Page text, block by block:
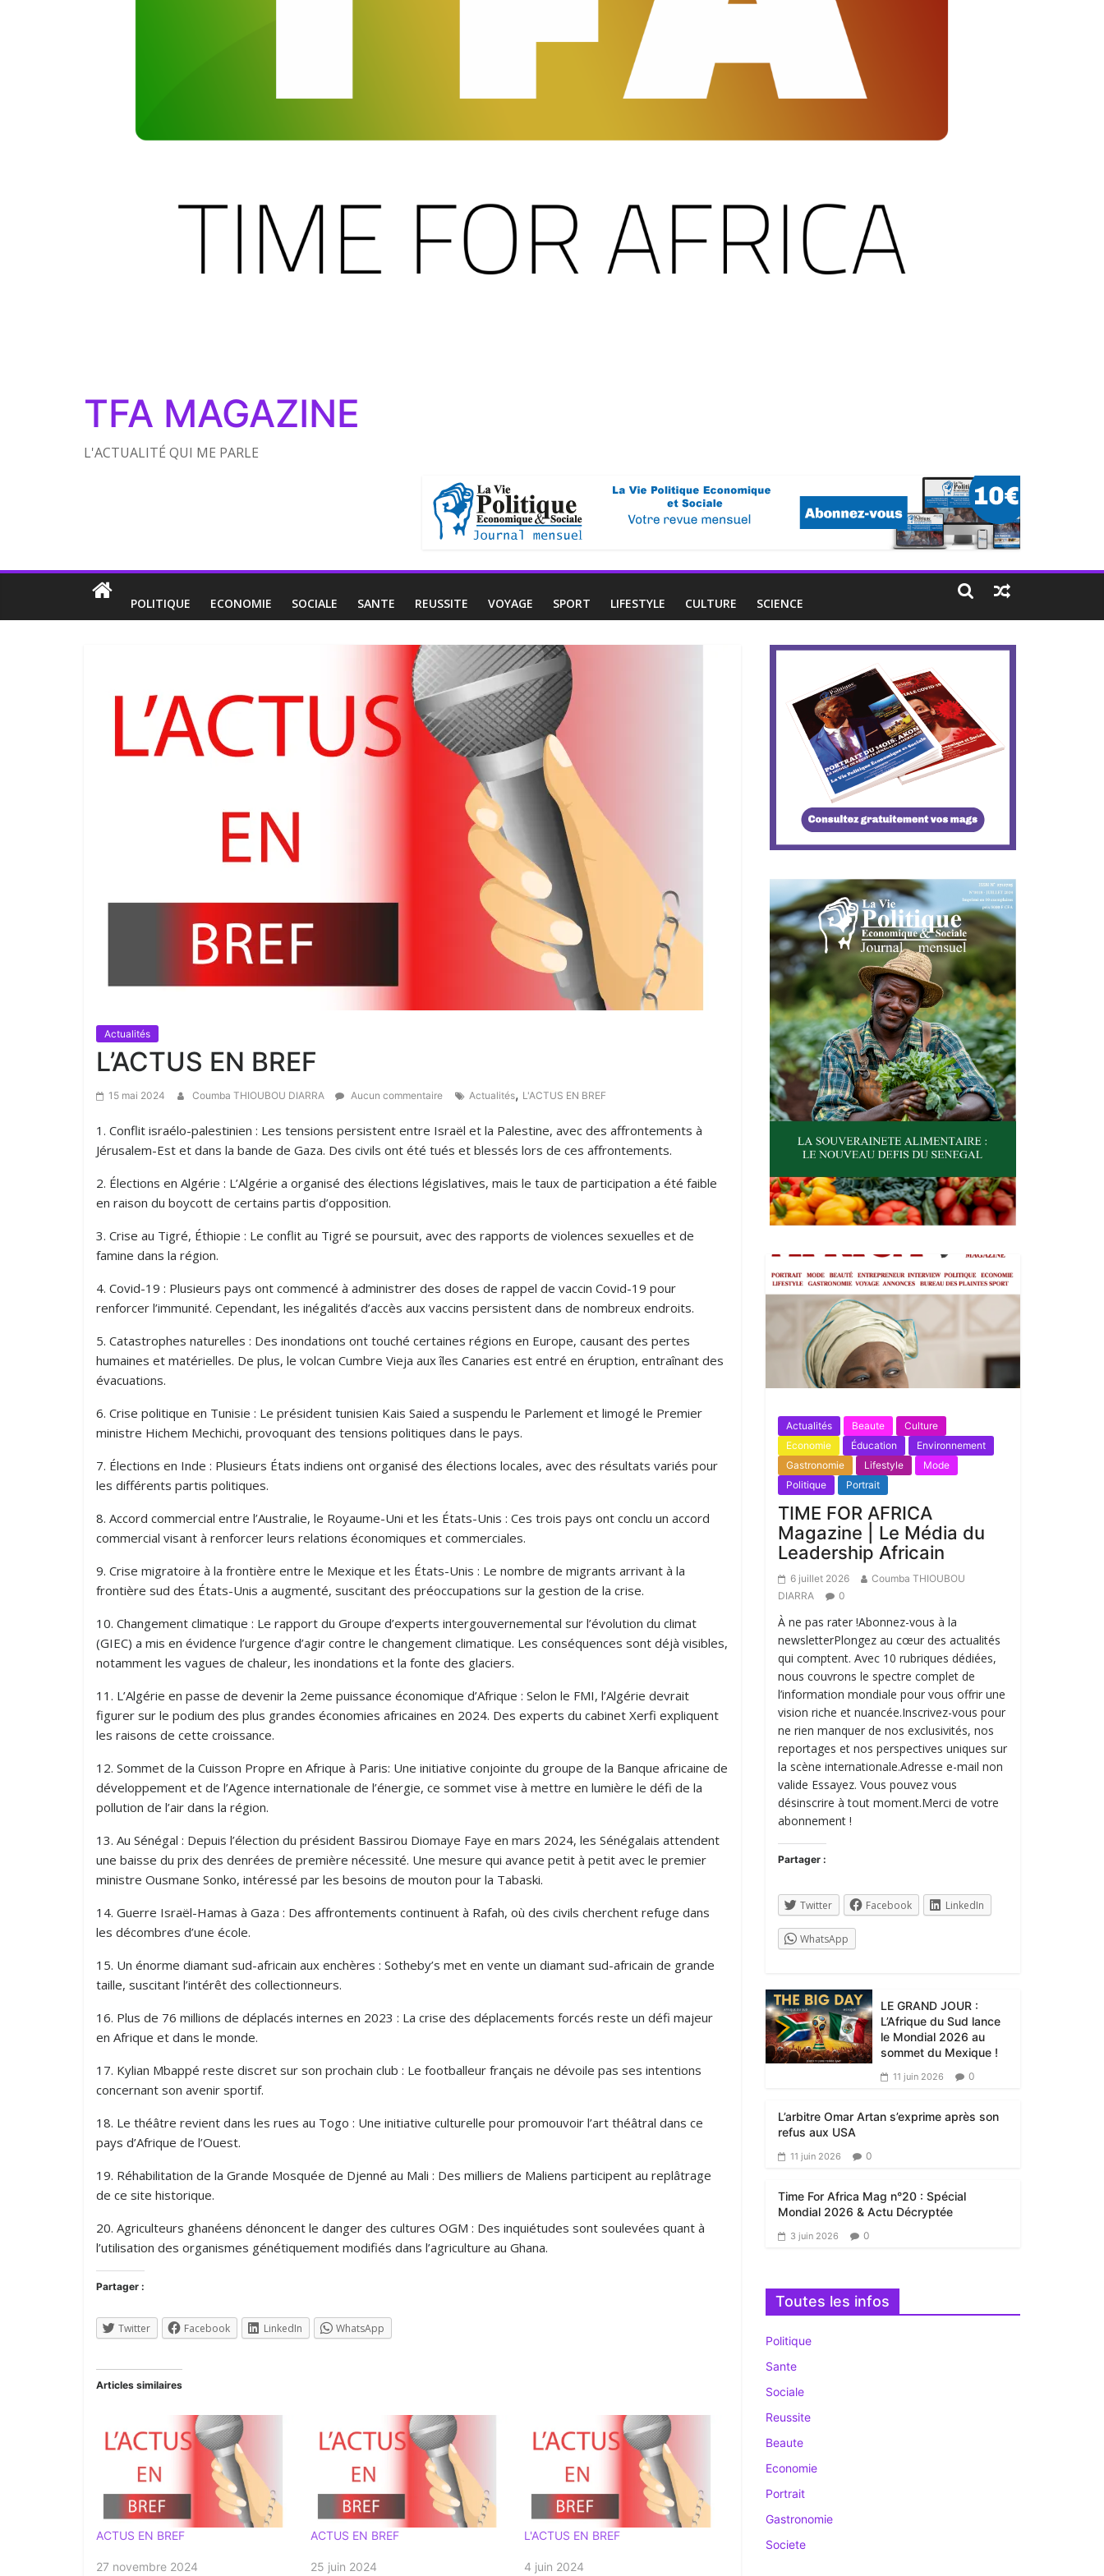
TFA MAGAZINE
L'ACTUALITÉ QUI ME PARLE
POLITIQUE ECONOMIE SOCIALE SANTE REUSSITE VOYAGE SPORT LIFESTYLE CULTURE SCIENCE
Actualités
L’ACTUS EN BREF
15 mai 2024 Coumba THIOUBOU DIARRA Aucun commentaire Actualités, L'ACTUS EN BREF
1. Conflit israélo-palestinien : Les tensions persistent entre Israël et la Palestine, avec des affrontements à
Jérusalem-Est et dans la bande de Gaza. Des civils ont été tués et blessés lors de ces affrontements.
2. Élections en Algérie : L’Algérie a organisé des élections législatives, mais le taux de participation a été faible
en raison du boycott de certains partis d’opposition.
3. Crise au Tigré, Éthiopie : Le conflit au Tigré se poursuit, avec des rapports de violences sexuelles et de
famine dans la région.
4. Covid-19 : Plusieurs pays ont commencé à administrer des doses de rappel de vaccin Covid-19 pour
renforcer l’immunité. Cependant, les inégalités d’accès aux vaccins persistent dans de nombreux endroits.
5. Catastrophes naturelles : Des inondations ont touché certaines régions en Europe, causant des pertes
humaines et matérielles. De plus, le volcan Cumbre Vieja aux îles Canaries est entré en éruption, entraînant des
évacuations.
6. Crise politique en Tunisie : Le président tunisien Kais Saied a suspendu le Parlement et limogé le Premier
ministre Hichem Mechichi, provoquant des tensions politiques dans le pays.
7. Élections en Inde : Plusieurs États indiens ont organisé des élections locales, avec des résultats variés pour
les différents partis politiques.
8. Accord commercial entre l’Australie, le Royaume-Uni et les États-Unis : Ces trois pays ont conclu un accord
commercial visant à renforcer leurs relations économiques et commerciales.
9. Crise migratoire à la frontière entre le Mexique et les États-Unis : Le nombre de migrants arrivant à la
frontière sud des États-Unis a augmenté, suscitant des préoccupations sur la gestion de la crise.
10. Changement climatique : Le rapport du Groupe d’experts intergouvernemental sur l’évolution du climat
(GIEC) a mis en évidence l’urgence d’agir contre le changement climatique. Les conséquences sont déjà visibles,
notamment les vagues de chaleur, les inondations et la fonte des glaciers.
11. L’Algérie en passe de devenir la 2eme puissance économique d’Afrique : Selon le FMI, l’Algérie devrait
figurer sur le podium des plus grandes économies africaines en 2024. Des experts du cabinet Xerfi expliquent
les raisons de cette croissance.
12. Sommet de la Cuisson Propre en Afrique à Paris: Une initiative conjointe du groupe de la Banque africaine de
développement et de l’Agence internationale de l’énergie, ce sommet vise à mettre en lumière le défi de la
pollution de l’air dans la région.
13. Au Sénégal : Depuis l’élection du président Bassirou Diomaye Faye en mars 2024, les Sénégalais attendent
une baisse du prix des denrées de première nécessité. Une mesure qui avance petit à petit avec le premier
ministre Ousmane Sonko, intéressé par les besoins de mouton pour la Tabaski.
14. Guerre Israël-Hamas à Gaza : Des affrontements continuent à Rafah, où des civils cherchent refuge dans
les décombres d’une école.
15. Un énorme diamant sud-africain aux enchères : Sotheby’s met en vente un diamant sud-africain de grande
taille, suscitant l’intérêt des collectionneurs.
16. Plus de 76 millions de déplacés internes en 2023 : La crise des déplacements forcés reste un défi majeur
en Afrique et dans le monde.
17. Kylian Mbappé reste discret sur son prochain club : Le footballeur français ne dévoile pas ses intentions
concernant son avenir sportif.
18. Le théâtre revient dans les rues au Togo : Une initiative culturelle pour promouvoir l’art théâtral dans ce
pays d’Afrique de l’Ouest.
19. Réhabilitation de la Grande Mosquée de Djenné au Mali : Des milliers de Maliens participent au replâtrage
de ce site historique.
20. Agriculteurs ghanéens dénoncent le danger des cultures OGM : Des inquiétudes sont soulevées quant à
l’utilisation des organismes génétiquement modifiés dans l’agriculture au Ghana.
Partager :
Twitter Facebook LinkedIn WhatsApp
Articles similaires
ACTUS EN BREF
27 novembre 2024
ACTUS EN BREF
25 juin 2024
L'ACTUS EN BREF
4 juin 2024
Actualités Beaute
Culture
Economie
Éducation
Environnement
Gastronomie
Lifestyle
Mode
Politique
Portrait
TIME FOR AFRICA
Magazine | Le Média du
Leadership Africain
6 juillet 2026
Coumba THIOUBOU
DIARRA
0
À ne pas rater !Abonnez-vous à la
newsletterPlongez au cœur des actualités
qui comptent. Avec 10 rubriques dédiées,
nous couvrons le spectre complet de
l’information mondiale pour vous offrir une
vision riche et nuancée.Inscrivez-vous pour
ne rien manquer de nos exclusivités, nos
reportages et nos perspectives uniques sur
la scène internationale.Adresse e-mail non
valide Essayez. Vous pouvez vous
désinscrire à tout moment.Merci de votre
abonnement !
Partager :
Twitter Facebook LinkedIn
WhatsApp
LE GRAND JOUR :
L’Afrique du Sud lance
le Mondial 2026 au
sommet du Mexique !
11 juin 2026 0
L’arbitre Omar Artan s’exprime après son
refus aux USA
11 juin 2026 0
Time For Africa Mag n°20 : Spécial
Mondial 2026 & Actu Décryptée
3 juin 2026 0
Toutes les infos
Politique
Sante
Sociale
Reussite
Beaute
Economie
Portrait
Gastronomie
Societe